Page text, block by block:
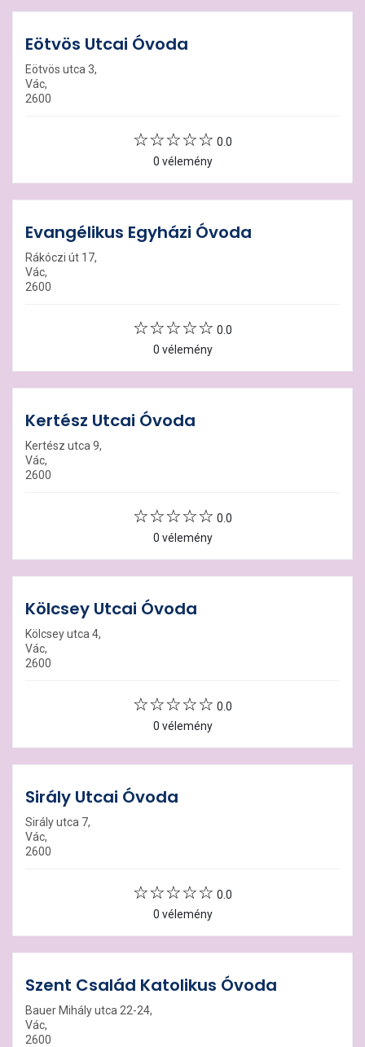
Eötvös Utcai Óvoda
Eötvös utca 3,
Vác,
2600
0.0
0 vélemény
Evangélikus Egyházi Óvoda
Rákóczi út 17,
Vác,
2600
0.0
0 vélemény
Kertész Utcai Óvoda
Kertész utca 9,
Vác,
2600
0.0
0 vélemény
Kölcsey Utcai Óvoda
Kölcsey utca 4,
Vác,
2600
0.0
0 vélemény
Sirály Utcai Óvoda
Sirály utca 7,
Vác,
2600
0.0
0 vélemény
Szent Család Katolikus Óvoda
Bauer Mihály utca 22-24,
Vác,
2600